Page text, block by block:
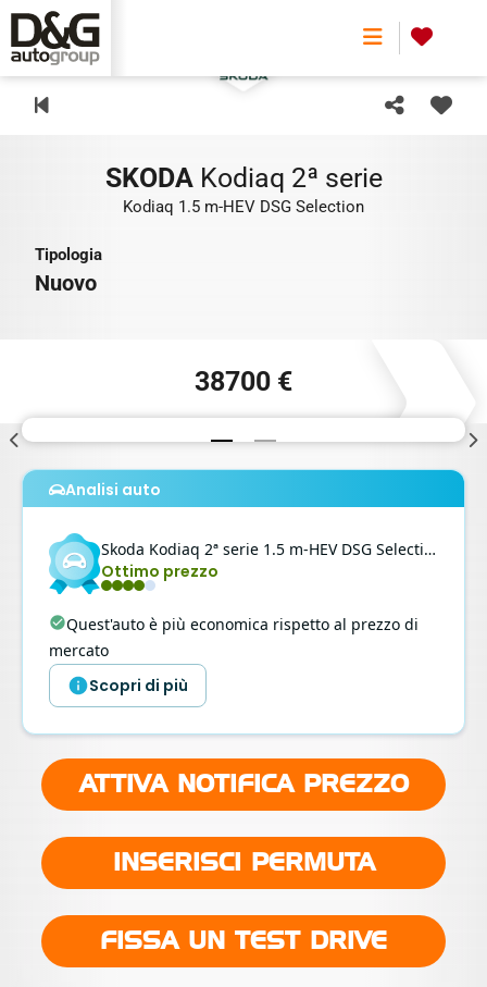
Tipologia
Nuovo
SKODA Kodiaq 2ª serie
Kodiaq 1.5 m-HEV DSG Selection
38700 €
Analisi auto
Skoda Kodiaq 2ª serie 1.5 m-HEV DSG Selection
Ottimo prezzo
Quest'auto è più economica rispetto al prezzo di
mercato
Scopri di più
ATTIVA NOTIFICA PREZZO
INSERISCI PERMUTA
FISSA UN TEST DRIVE